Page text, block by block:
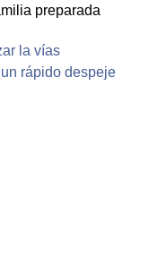
preparada
la vías
rápido despeje